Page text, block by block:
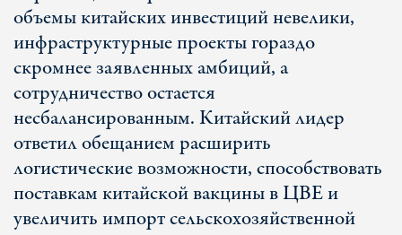
объемы китайских инвестиций невелики,
инфраструктурные проекты гораздо
скромнее заявленных амбиций, а
сотрудничество остается
несбалансированным. Китайский лидер
ответил обещанием расширить
логистические возможности, способствовать
поставкам китайской вакцины в ЦВЕ и
увеличить импорт сельскохозяйственной